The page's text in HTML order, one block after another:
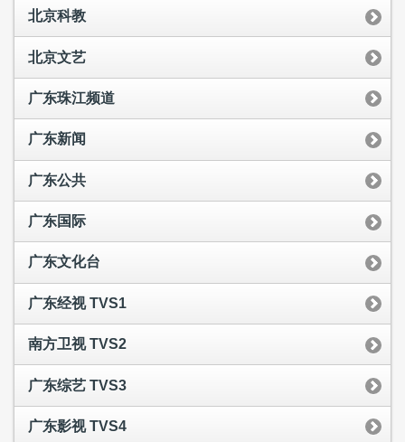
北京科教
北京文艺
广东珠江频道
广东新闻
广东公共
广东国际
广东文化台
广东经视 TVS1
南方卫视 TVS2
广东综艺 TVS3
广东影视 TVS4